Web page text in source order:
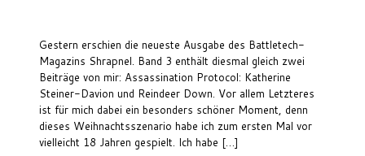
Gestern erschien die neueste Ausgabe des Battletech-
Magazins Shrapnel. Band 3 enthält diesmal gleich zwei
Beiträge von mir: Assassination Protocol: Katherine
Steiner-Davion und Reindeer Down. Vor allem Letzteres
ist für mich dabei ein besonders schöner Moment, denn
dieses Weihnachtsszenario habe ich zum ersten Mal vor
vielleicht 18 Jahren gespielt. Ich habe […]